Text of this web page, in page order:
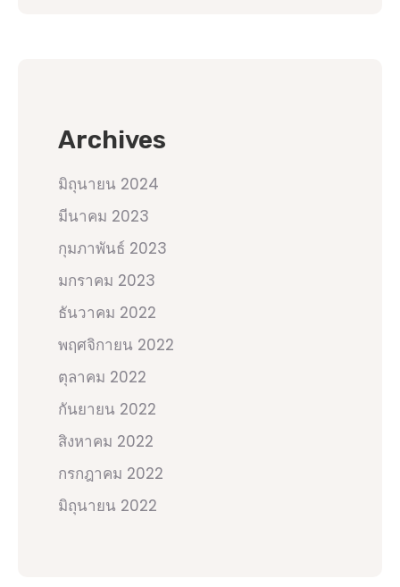
Archives
มิถุนายน 2024
มีนาคม 2023
กุมภาพันธ์ 2023
มกราคม 2023
ธันวาคม 2022
พฤศจิกายน 2022
ตุลาคม 2022
กันยายน 2022
สิงหาคม 2022
กรกฎาคม 2022
มิถุนายน 2022